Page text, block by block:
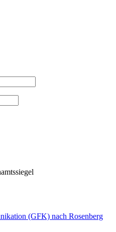
(GFK) nach Rosenberg